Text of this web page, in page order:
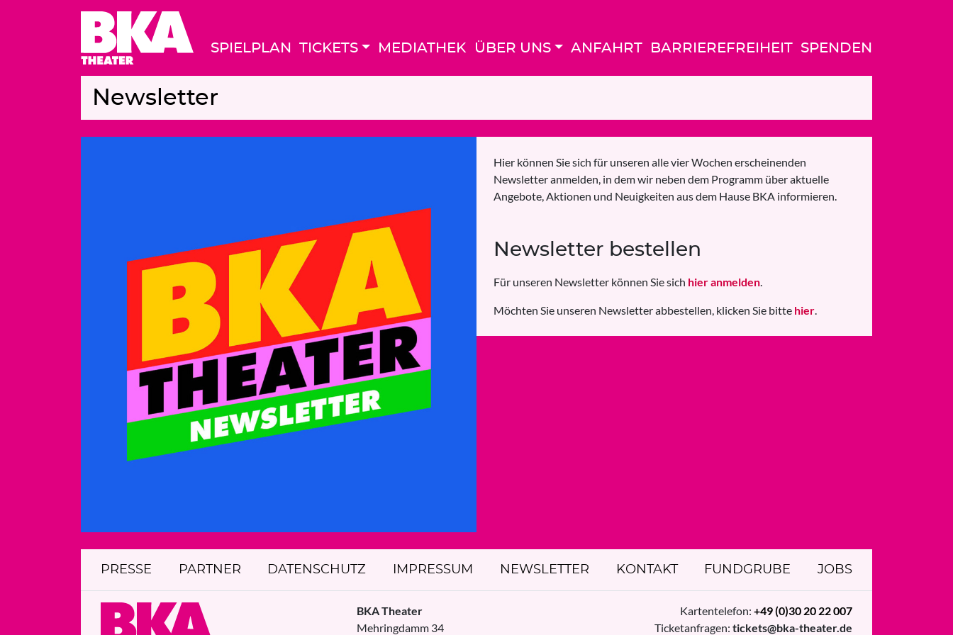
SPIELPLAN TICKETS MEDIATHEK ÜBER UNS ANFAHRT BARRIEREFREIHEIT SPENDEN
Newsletter
Hier können Sie sich für unseren alle vier Wochen erscheinenden
Newsletter anmelden, in dem wir neben dem Programm über aktuelle
Angebote, Aktionen und Neuigkeiten aus dem Hause BKA informieren.
Newsletter bestellen
Für unseren Newsletter können Sie sich hier anmelden.
Möchten Sie unseren Newsletter abbestellen, klicken Sie bitte hier.
PRESSE PARTNER DATENSCHUTZ IMPRESSUM NEWSLETTER KONTAKT FUNDGRUBE JOBS
BKA Theater
Mehringdamm 34
Kartentelefon: +49 (0)30 20 22 007
Ticketanfragen: tickets@bka-theater.de